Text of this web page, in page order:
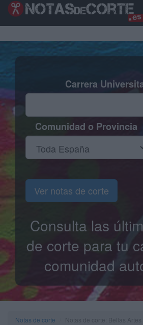
Pasar
Carrera
Comunidad o Provincia
Ver notas de corte
Consulta las
de corte para tu
comunidad
Notas de corte